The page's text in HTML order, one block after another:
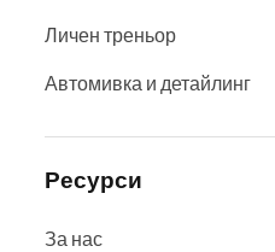
Личен треньор
Автомивка и детайлинг
Ресурси
За нас